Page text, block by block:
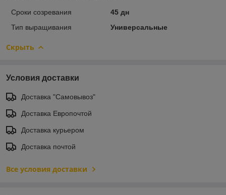
Сроки созревания
45 дн
Тип выращивания
Универсальные
Скрыть
Условия доставки
Доставка "Самовывоз"
Доставка Европочтой
Доставка курьером
Доставка почтой
Все условия доставки